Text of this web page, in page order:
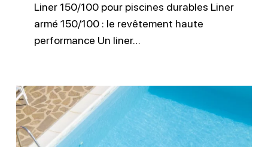
Liner 150/100 pour piscines durables Liner
armé 150/100 : le revêtement haute
performance Un liner…
Étanchéité
piscine
: